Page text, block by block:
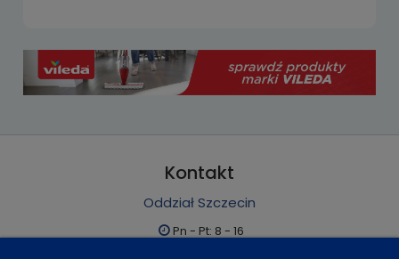
Kontakt
Oddział Szczecin
Pn - Pt: 8 - 16